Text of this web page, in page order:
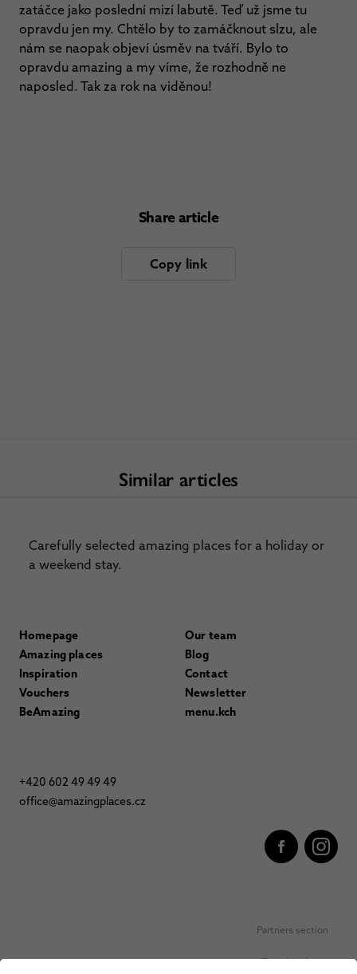
zatáčce jako poslední mizí labutě. Teď už jsme tu
opravdu jen my. Chtělo by to zamáčknout slzu, ale
nám se naopak objeví úsměv na tváří. Bylo to
opravdu amazing a my víme, že rozhodně ne
naposled. Tak za rok na viděnou!
Share article
Copy link
Similar articles
Carefully selected amazing places for a holiday or
a weekend stay.
Homepage
Amazing places
Inspiration
Vouchers
BeAmazing
Our team
Blog
Contact
Newsletter
menu.kch
+420 602 49 49 49
office@amazingplaces.cz
Partners section
Favorite places